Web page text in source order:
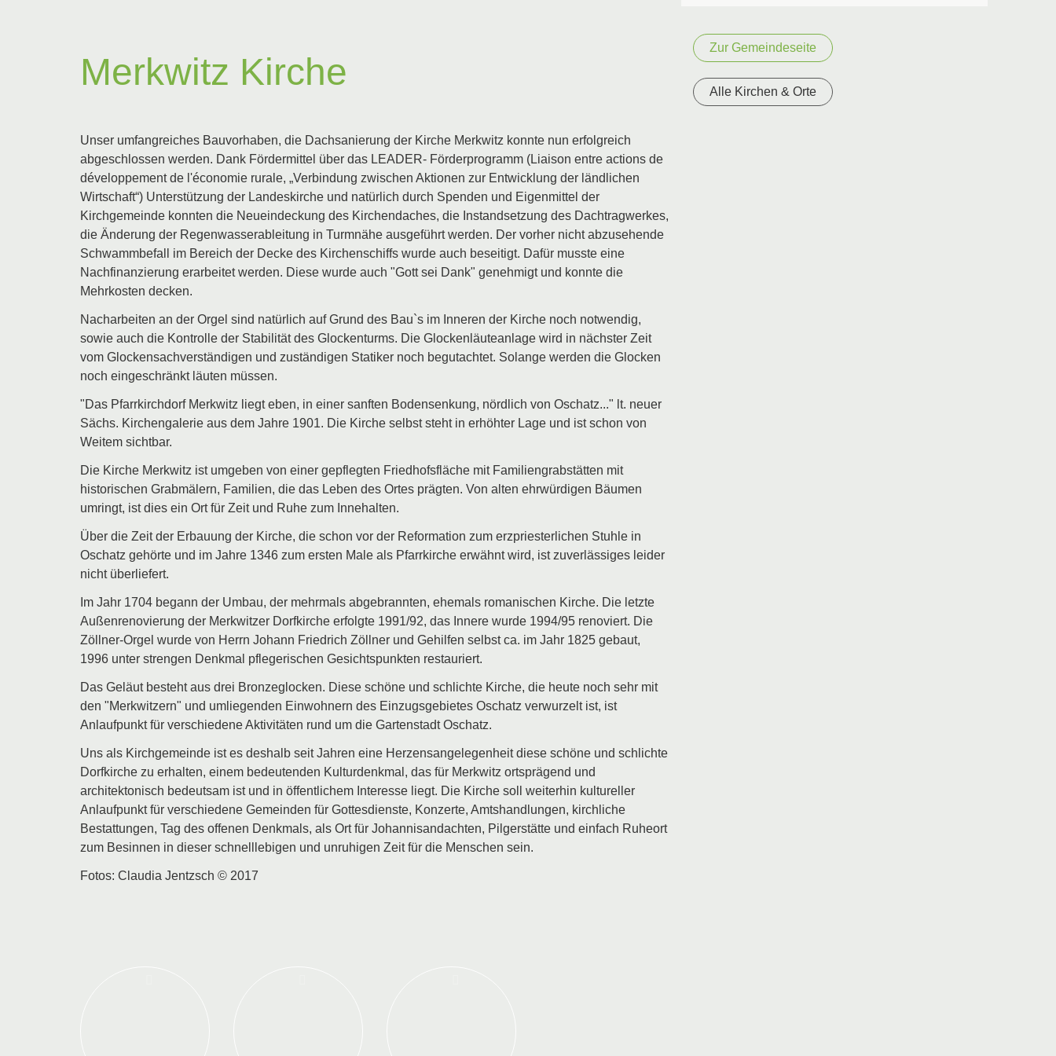
Merkwitz Kirche
Unser umfangreiches Bauvorhaben, die Dachsanierung der Kirche Merkwitz konnte nun erfolgreich
abgeschlossen werden. Dank Fördermittel über das LEADER- Förderprogramm (Liaison entre actions de
développement de l'économie rurale, „Verbindung zwischen Aktionen zur Entwicklung der ländlichen
Wirtschaft“) Unterstützung der Landeskirche und natürlich durch Spenden und Eigenmittel der
Kirchgemeinde konnten die Neueindeckung des Kirchendaches, die Instandsetzung des Dachtragwerkes,
die Änderung der Regenwasserableitung in Turmnähe ausgeführt werden. Der vorher nicht abzusehende
Schwammbefall im Bereich der Decke des Kirchenschiffs wurde auch beseitigt. Dafür musste eine
Nachfinanzierung erarbeitet werden. Diese wurde auch "Gott sei Dank" genehmigt und konnte die
Mehrkosten decken.
Nacharbeiten an der Orgel sind natürlich auf Grund des Bau`s im Inneren der Kirche noch notwendig,
sowie auch die Kontrolle der Stabilität des Glockenturms. Die Glockenläuteanlage wird in nächster Zeit
vom Glockensachverständigen und zuständigen Statiker noch begutachtet. Solange werden die Glocken
noch eingeschränkt läuten müssen.
"Das Pfarrkirchdorf Merkwitz liegt eben, in einer sanften Bodensenkung, nördlich von Oschatz..." lt. neuer
Sächs. Kirchengalerie aus dem Jahre 1901. Die Kirche selbst steht in erhöhter Lage und ist schon von
Weitem sichtbar.
Die Kirche Merkwitz ist umgeben von einer gepflegten Friedhofsfläche mit Familiengrabstätten mit
historischen Grabmälern, Familien, die das Leben des Ortes prägten. Von alten ehrwürdigen Bäumen
umringt, ist dies ein Ort für Zeit und Ruhe zum Innehalten.
Über die Zeit der Erbauung der Kirche, die schon vor der Reformation zum erzpriesterlichen Stuhle in
Oschatz gehörte und im Jahre 1346 zum ersten Male als Pfarrkirche erwähnt wird, ist zuverlässiges leider
nicht überliefert.
Im Jahr 1704 begann der Umbau, der mehrmals abgebrannten, ehemals romanischen Kirche. Die letzte
Außenrenovierung der Merkwitzer Dorfkirche erfolgte 1991/92, das Innere wurde 1994/95 renoviert. Die
Zöllner-Orgel wurde von Herrn Johann Friedrich Zöllner und Gehilfen selbst ca. im Jahr 1825 gebaut,
1996 unter strengen Denkmal pflegerischen Gesichtspunkten restauriert.
Das Geläut besteht aus drei Bronzeglocken. Diese schöne und schlichte Kirche, die heute noch sehr mit
den "Merkwitzern" und umliegenden Einwohnern des Einzugsgebietes Oschatz verwurzelt ist, ist
Anlaufpunkt für verschiedene Aktivitäten rund um die Gartenstadt Oschatz.
Uns als Kirchgemeinde ist es deshalb seit Jahren eine Herzensangelegenheit diese schöne und schlichte
Dorfkirche zu erhalten, einem bedeutenden Kulturdenkmal, das für Merkwitz ortsprägend und
architektonisch bedeutsam ist und in öffentlichem Interesse liegt. Die Kirche soll weiterhin kultureller
Anlaufpunkt für verschiedene Gemeinden für Gottesdienste, Konzerte, Amtshandlungen, kirchliche
Bestattungen, Tag des offenen Denkmals, als Ort für Johannisandachten, Pilgerstätte und einfach Ruheort
zum Besinnen in dieser schnelllebigen und unruhigen Zeit für die Menschen sein.
Fotos: Claudia Jentzsch © 2017
Zur Gemeindeseite
Alle Kirchen & Orte